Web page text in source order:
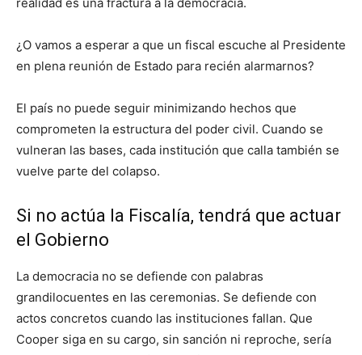
¿O vamos a esperar a que un fiscal escuche al Presidente
en plena reunión de Estado para recién alarmarnos?
El país no puede seguir minimizando hechos que
comprometen la estructura del poder civil. Cuando se
vulneran las bases, cada institución que calla también se
vuelve parte del colapso.
Si no actúa la Fiscalía, tendrá que actuar
el Gobierno
La democracia no se defiende con palabras
grandilocuentes en las ceremonias. Se defiende con
actos concretos cuando las instituciones fallan. Que
Cooper siga en su cargo, sin sanción ni reproche, sería